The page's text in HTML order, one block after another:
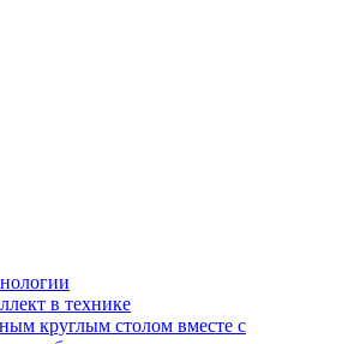
в технике
круглым столом вместе с